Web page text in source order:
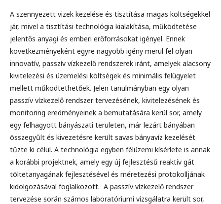
A szennyezett vizek kezelése és tisztítása magas költségekkel
jár, mivel a tisztítási technológia kialakítása, működtetése
jelentős anyagi és emberi erőforrásokat igényel. Ennek
következményeként egyre nagyobb igény merül fel olyan
innovatív, passzív vízkezelő rendszerek iránt, amelyek alacsony
kivitelezési és üzemelési költségek és minimális felügyelet
mellett működtethetőek. Jelen tanulmányban egy olyan
passzív vízkezelő rendszer tervezésének, kivitelezésének és
monitoring eredményeinek a bemutatására kerül sor, amely
egy felhagyott bányászati területen, már lezárt bányában
összegyűlt és kivezetésre került savas bányavíz kezelését
tűzte ki célul. A technológia egyben félüzemi kísérlete is annak
a korábbi projektnek, amely egy új fejlesztésű reaktív gát
töltetanyagának fejlesztésével és méretezési protokolljának
kidolgozásával foglalkozott. A passzív vízkezelő rendszer
tervezése során számos laboratóriumi vizsgálatra került sor,